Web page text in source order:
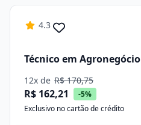
4.3
Técnico em Agronegócio
12x de R$ 170,75
R$ 162,21
-5%
Exclusivo no cartão de crédito